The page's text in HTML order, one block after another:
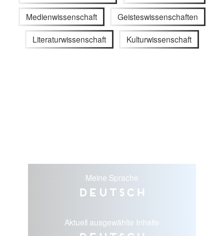
Medienwissenschaft Geisteswissenschaften
Literaturwissenschaft Kulturwissenschaft
Meine Sprache
Deutsch
Aktuell ausgewählte Inhalte